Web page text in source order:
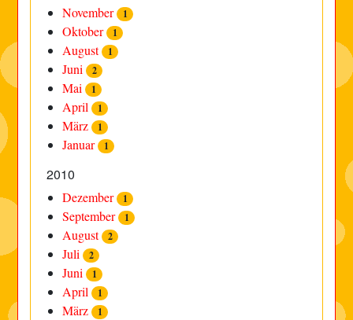
November 1
Oktober 1
August 1
Juni 2
Mai 1
April 1
März 1
Januar 1
2010
Dezember 1
September 1
August 2
Juli 2
Juni 1
April 1
März 1